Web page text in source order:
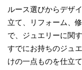
ルース選びからデザ
立て、リフォーム、
で、ジュエリーに関
すでにお持ちのジュ
けの一点ものを仕立